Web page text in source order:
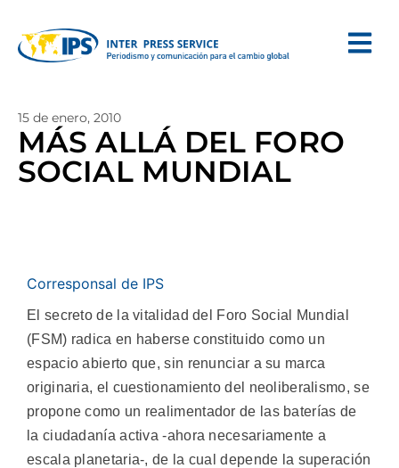
15 de enero, 2010
MÁS ALLÁ DEL FORO
SOCIAL MUNDIAL
Corresponsal de IPS
El secreto de la vitalidad del Foro Social Mundial
(FSM) radica en haberse constituido como un
espacio abierto que, sin renunciar a su marca
originaria, el cuestionamiento del neoliberalismo, se
propone como un realimentador de las baterías de
la ciudadanía activa -ahora necesariamente a
escala planetaria-, de la cual depende la superación